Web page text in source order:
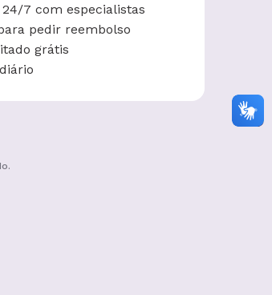
7 com especialistas
pedir reembolso
grátis